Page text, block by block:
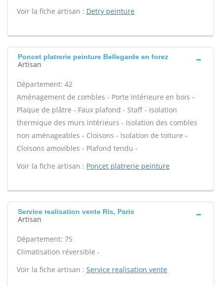
Voir la fiche artisan : Detry peinture
Poncet platrerie peinture Bellegarde en forez
Artisan
Département: 42
Aménagement de combles - Porte intérieure en bois -
Plaque de plâtre - Faux plafond - Staff - Isolation
thermique des murs intérieurs - Isolation des combles
non aménageables - Cloisons - Isolation de toiture -
Cloisons amovibles - Plafond tendu -
Voir la fiche artisan : Poncet platrerie peinture
Service realisation vente Ris, Paris
Artisan
Département: 75
Climatisation réversible -
Voir la fiche artisan : Service realisation vente